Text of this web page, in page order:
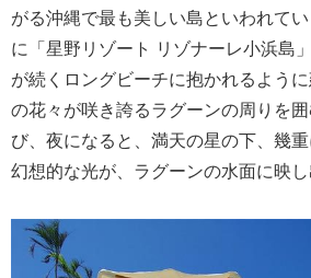
がる沖縄で最も美しい島といわれて
に「星野リゾート リゾナーレ小浜島
が続くロングビーチに抱かれるよう
の花々が咲き誇るラグーンの周りを
び、夜になると、満天の星の下、幾
幻想的な光が、ラグーンの水面に映し